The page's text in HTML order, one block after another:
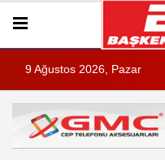
9 Ağustos 2026, Pazar